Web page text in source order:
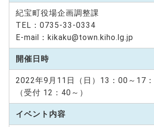
紀宝町役場企画調整課
TEL：0735-33-0334
E-mail：kikaku@town.kiho.lg.jp
開催日時
2022年9月11日（日）13：00～17
（受付 12：40～）
イベント内容